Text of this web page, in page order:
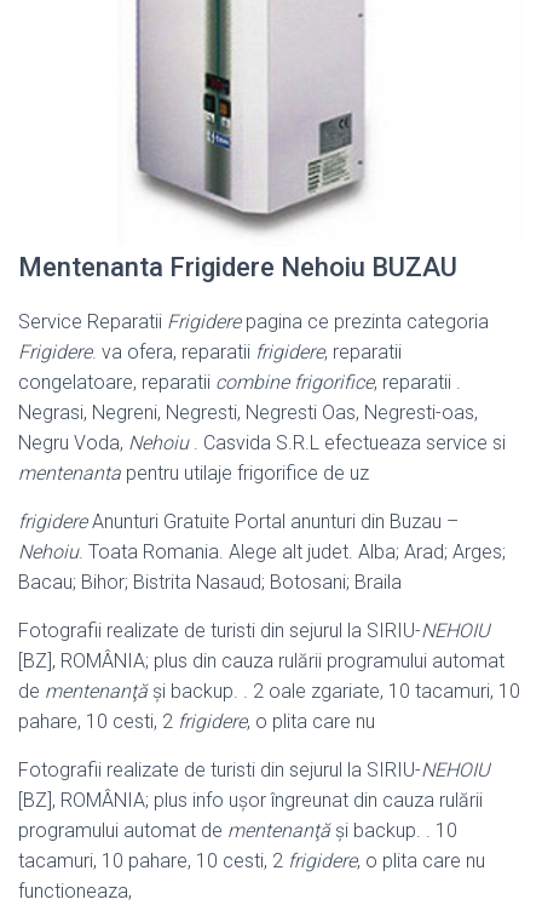
Mentenanta Frigidere Nehoiu BUZAU
Service Reparatii Frigiderepagina ce prezinta categoria
Frigidere. va ofera, reparatii frigidere, reparatii
congelatoare, reparatii combine frigorifice, reparatii .
Negrasi, Negreni, Negresti, Negresti Oas, Negresti-oas,
Negru Voda, Nehoiu. Casvida S.R.L efectueaza service si
mentenanta pentru utilaje frigorifice de uz
frigidereAnunturi Gratuite Portal anunturi din Buzau –
Nehoiu. Toata Romania. Alege alt judet. Alba; Arad; Arges;
Bacau; Bihor; Bistrita Nasaud; Botosani; Braila
Fotografii realizate de turisti din sejurul la SIRIU-NEHOIU
[BZ], ROMÂNIA; plus din cauza rulării programului automat
de mentenanţăşi backup. . 2 oale zgariate, 10 tacamuri, 10
pahare, 10 cesti, 2 frigidere, o plita care nu
Fotografii realizate de turisti din sejurul la SIRIU-NEHOIU
[BZ], ROMÂNIA; plus info uşor îngreunat din cauza rulării
programului automat de mentenanţăşi backup. . 10
tacamuri, 10 pahare, 10 cesti, 2 frigidere, o plita care nu
functioneaza,